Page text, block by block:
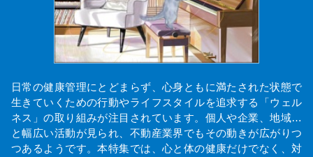
日常の健康管理にとどまらず、心身ともに満たされた状態で
生きていくための行動やライフスタイルを追求する「ウェル
ネス」の取り組みが注目されています。個人や企業、地域…
と幅広い活動が見られ、不動産業界でもその動きが広がりつ
つあるようです。本特集では、心と体の健康だけでなく、対